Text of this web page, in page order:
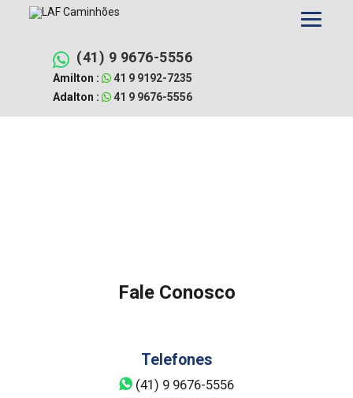
(41) 9 9676-5556
Amilton :
41 9 9192-7235
Adalton :
41 9 9676-5556
Fale Conosco
Telefones
(41) 9 9676-5556